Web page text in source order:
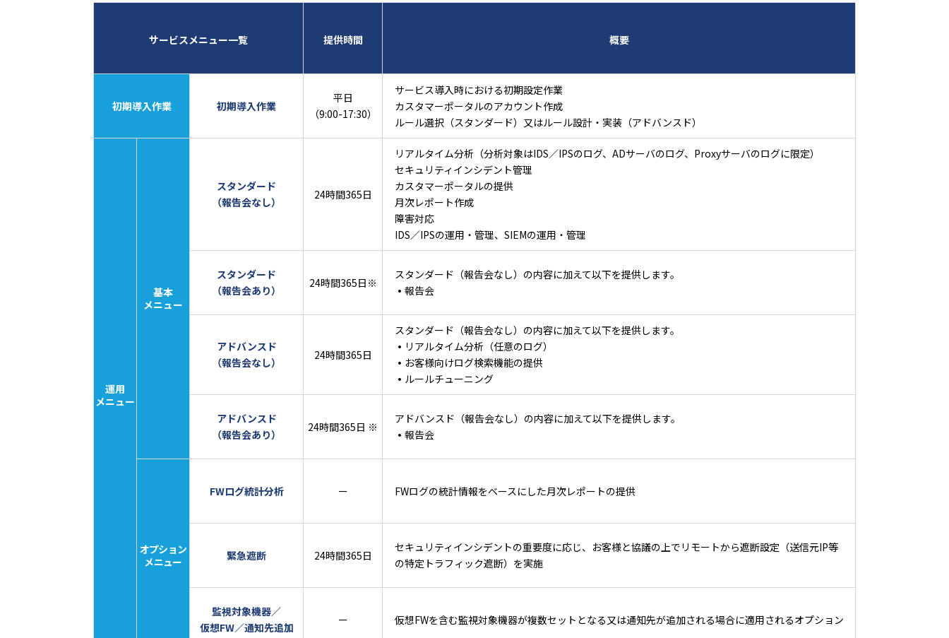
サービスメニュー一覧 提供時間 概要
初期導入作業 初期導入作業
平日
（9:00-17:30）
サービス導入時における初期設定作業
カスタマーポータルのアカウント作成
ルール選択（スタンダード）又はルール設計・実装（アドバンスド）
運用
メニュー
基本
メニュー
スタンダード
（報告会なし）
24時間365日
リアルタイム分析（分析対象はIDS／IPSのログ、ADサーバのログ、Proxyサーバのログに限定）
セキュリティインシデント管理
カスタマーポータルの提供
月次レポート作成
障害対応
IDS／IPSの運用・管理、SIEMの運用・管理
スタンダード
（報告会あり）
24時間365日※
スタンダード（報告会なし）の内容に加えて以下を提供します。
報告会
アドバンスド
（報告会なし）
24時間365日
スタンダード（報告会なし）の内容に加えて以下を提供します。
リアルタイム分析（任意のログ）
お客様向けログ検索機能の提供
ルールチューニング
アドバンスド
（報告会あり）
24時間365日 ※
アドバンスド（報告会なし）の内容に加えて以下を提供します。
報告会
オプション
メニュー
FWログ統計分析 ー FWログの統計情報をベースにした月次レポートの提供
緊急遮断 24時間365日
セキュリティインシデントの重要度に応じ、お客様と協議の上でリモートから遮断設定（送信元IP等
の特定トラフィック遮断）を実施
監視対象機器／
仮想FW／通知先追加
ー 仮想FWを含む監視対象機器が複数セットとなる又は通知先が追加される場合に適用されるオプション